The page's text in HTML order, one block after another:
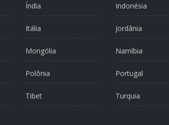
Índia Indonésia
Itália Jordânia
Mongólia Namíbia
Polônia Portugal
Tibet Turquia